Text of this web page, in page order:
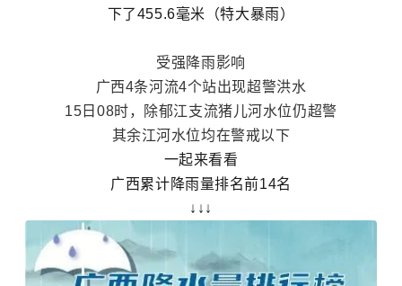
下了455.6毫米（特大暴雨）
受强降雨影响
广西4条河流4个站出现超警洪水
15日08时，除郁江支流猪儿河水位仍超警
其余江河水位均在警戒以下
一起来看看
广西累计降雨量排名前14名
↓↓↓